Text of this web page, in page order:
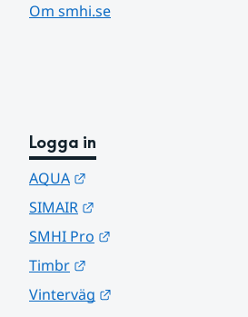
Om smhi.se
Logga in
AQUA
SIMAIR
SMHI Pro
Timbr
Vinterväg